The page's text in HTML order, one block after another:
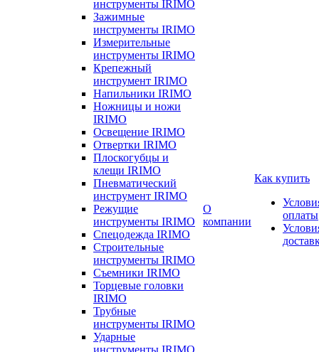
инструменты IRIMO
Зажимные
инструменты IRIMO
Измерительные
инструменты IRIMO
Крепежный
инструмент IRIMO
Напильники IRIMO
Ножницы и ножи
IRIMO
Освещение IRIMO
Отвертки IRIMO
Плоскогубцы и
клещи IRIMO
Пневматический
инструмент IRIMO
Режущие
инструменты IRIMO
Спецодежда IRIMO
Строительные
инструменты IRIMO
Съемники IRIMO
Торцевые головки
IRIMO
Трубные
инструменты IRIMO
Ударные
инструменты IRIMO
О
компании
Как купить
оплаты